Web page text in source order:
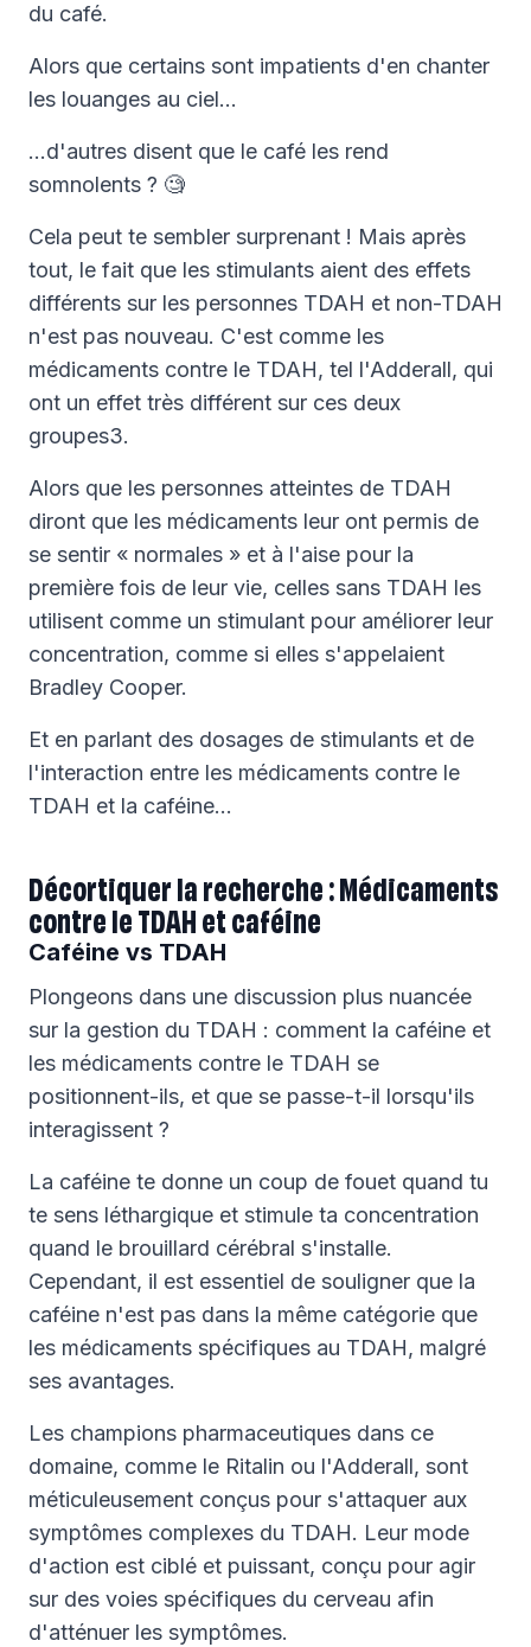
du café.
Alors que certains sont impatients d'en chanter
les louanges au ciel…
…d'autres disent que le café les rend
somnolents ? 🧐
Cela peut te sembler surprenant ! Mais après
tout, le fait que les stimulants aient des effets
différents sur les personnes TDAH et non-TDAH
n'est pas nouveau. C'est comme les
médicaments contre le TDAH, tel l'Adderall, qui
ont un effet très différent sur ces deux
groupes3.
Alors que les personnes atteintes de TDAH
diront que les médicaments leur ont permis de
se sentir « normales » et à l'aise pour la
première fois de leur vie, celles sans TDAH les
utilisent comme un stimulant pour améliorer leur
concentration, comme si elles s'appelaient
Bradley Cooper.
Et en parlant des dosages de stimulants et de
l'interaction entre les médicaments contre le
TDAH et la caféine…
Décortiquer la recherche : Médicaments
contre le TDAH et caféine
Caféine vs TDAH
Plongeons dans une discussion plus nuancée
sur la gestion du TDAH : comment la caféine et
les médicaments contre le TDAH se
positionnent-ils, et que se passe-t-il lorsqu'ils
interagissent ?
La caféine te donne un coup de fouet quand tu
te sens léthargique et stimule ta concentration
quand le brouillard cérébral s'installe.
Cependant, il est essentiel de souligner que la
caféine n'est pas dans la même catégorie que
les médicaments spécifiques au TDAH, malgré
ses avantages.
Les champions pharmaceutiques dans ce
domaine, comme le Ritalin ou l'Adderall, sont
méticuleusement conçus pour s'attaquer aux
symptômes complexes du TDAH. Leur mode
d'action est ciblé et puissant, conçu pour agir
sur des voies spécifiques du cerveau afin
d'atténuer les symptômes.